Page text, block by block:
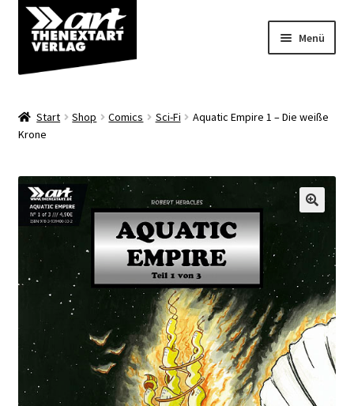
Zur
Navigation
springen
Zum
Inhalt
springen
Menü
Shop
Über uns
Start Shop Comics Sci-Fi
Aquatic Empire 1 – Die weiße
Krone